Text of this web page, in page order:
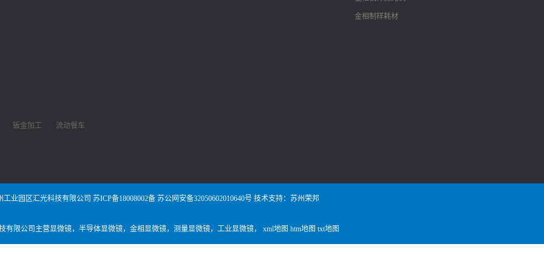
金相制样耗材
钣金加工 流动餐车
工业园区汇光科技有限公司 苏ICP备18008002备 苏公网安备32050602010640号 技术支持：苏州荣邦
有限公司主营显微镜， 半导体显微镜， 金相显微镜， 测量显微镜， 工业显微镜， xml地图 htm地图 txt地图